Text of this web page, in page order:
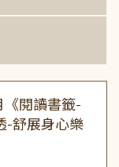
《閱讀書籤-
-舒展身心樂